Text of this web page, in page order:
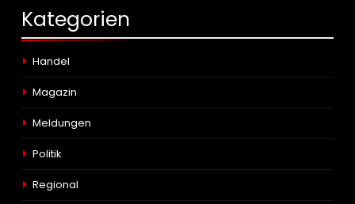
Kategorien
Handel
Magazin
Meldungen
Politik
Regional